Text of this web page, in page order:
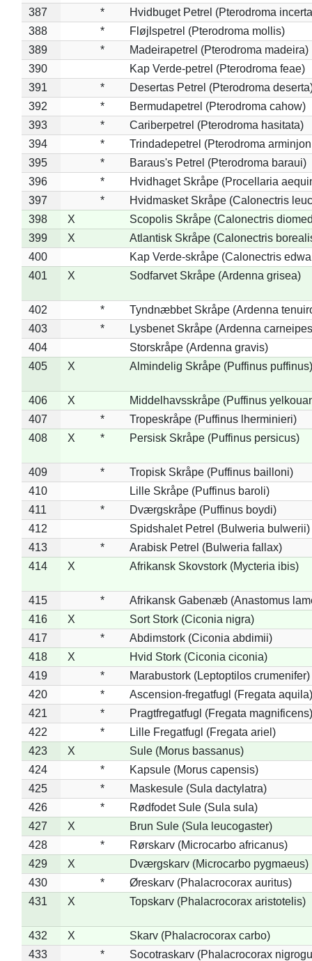
387
*
Hvidbuget Petrel (Pterodroma
388
*
Fløjlspetrel (Pterodroma mollis)
389
*
Madeirapetrel (Pterodroma madeira)
390
Kap Verde-petrel (Pterodroma feae)
391
*
Desertas Petrel (Pterodroma
392
*
Bermudapetrel (Pterodroma cahow)
393
*
Cariberpetrel (Pterodroma hasitata)
394
*
Trindadepetrel (Pterodroma
395
*
Baraus's Petrel (Pterodroma baraui)
396
*
Hvidhaget Skråpe (Procellaria
397
*
Hvidmasket Skråpe (Calonectris
398
X
Scopolis Skråpe (Calonectris
399
X
Atlantisk Skråpe (Calonectris
400
Kap Verde-skråpe (Calonectris
401
X Sodfarvet Skråpe (Ardenna grisea)
402 *
Tyndnæbbet Skråpe (Ardenna
403
*
Lysbenet Skråpe (Ardenna
404
Storskråpe (Ardenna gravis)
405
X Almindelig Skråpe (Puffinus puffinus)
406 X
Middelhavsskråpe (Puffinus
407
*
Tropeskråpe (Puffinus lherminieri)
408
X * Persisk Skråpe (Puffinus persicus)
409 *
Tropisk Skråpe (Puffinus bailloni)
410
Lille Skråpe (Puffinus baroli)
411
*
Dværgskråpe (Puffinus boydi)
412
Spidshalet Petrel (Bulweria bulwerii)
413
*
Arabisk Petrel (Bulweria fallax)
414
X Afrikansk Skovstork (Mycteria ibis)
415 *
Afrikansk Gabenæb (Anastomus
416
X
Sort Stork (Ciconia nigra)
417
*
Abdimstork (Ciconia abdimii)
418
X
Hvid Stork (Ciconia ciconia)
419
*
Marabustork (Leptoptilos crumenifer)
420
*
Ascension-fregatfugl (Fregata aquila)
421
*
Pragtfregatfugl (Fregata magnificens)
422
*
Lille Fregatfugl (Fregata ariel)
423
X
Sule (Morus bassanus)
424
*
Kapsule (Morus capensis)
425
*
Maskesule (Sula dactylatra)
426
*
Rødfodet Sule (Sula sula)
427
X
Brun Sule (Sula leucogaster)
428
*
Rørskarv (Microcarbo africanus)
429
X
Dværgskarv (Microcarbo pygmaeus)
430
*
Øreskarv (Phalacrocorax auritus)
431
X Topskarv (Phalacrocorax aristotelis)
432 X
Skarv (Phalacrocorax carbo)
433
*
Socotraskarv (Phalacrocorax